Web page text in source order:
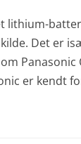
lithium-
Det er
Panasonic
er kendt